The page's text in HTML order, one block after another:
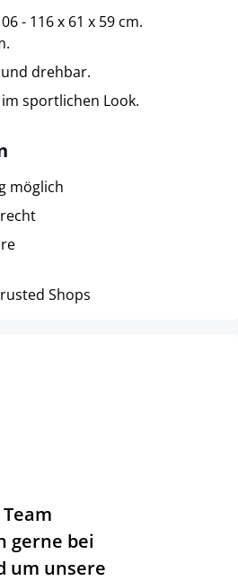
- 116 x 61 x 59 cm.
drehbar.
sportlichen Look.
möglich
Shops
gerne bei
um unsere